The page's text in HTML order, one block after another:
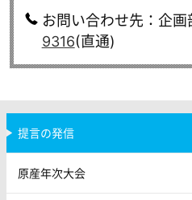
お問い合わせ先：企
9316(直通)
提言の発信
原産年次大会